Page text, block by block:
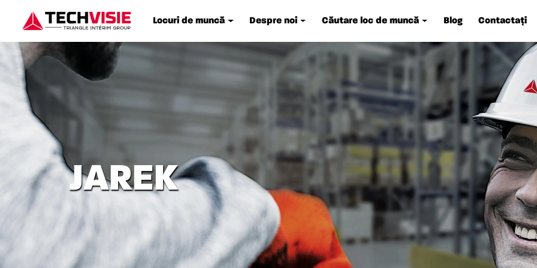
Locuri de muncă Despre noi Căutare loc de muncă Blog Contactați
JAREK